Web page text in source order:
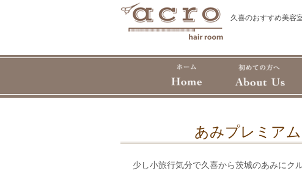
久喜のおすすめ美容
あみプレミア
少し小旅行気分で久喜から茨城のあみにク